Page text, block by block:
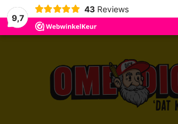
9,7
43 Reviews